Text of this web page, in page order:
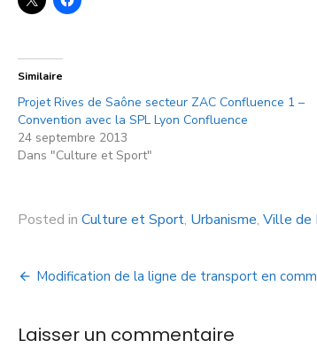
Similaire
Projet Rives de Saône secteur ZAC Confluence 1 –
Convention avec la SPL Lyon Confluence
24 septembre 2013
Dans "Culture et Sport"
Posted in Culture et Sport, Urbanisme, Ville de
Modification de la ligne de transport en
Laisser un commentaire